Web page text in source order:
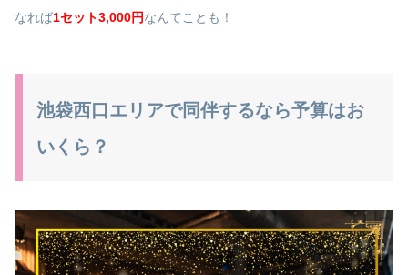
なれば1セット3,000円なんてことも！
池袋西口エリアで同伴するなら予算はお
いくら？